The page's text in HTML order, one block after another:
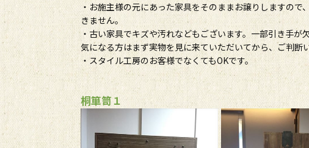
・お施主様の元にあった家具をそのままお譲りしますの
きません。
・古い家具でキズや汚れなどもございます。一部引き手が
気になる方はまず実物を見に来ていただいてから、ご判断
・スタイル工房のお客様でなくてもOKです。
桐箪笥１